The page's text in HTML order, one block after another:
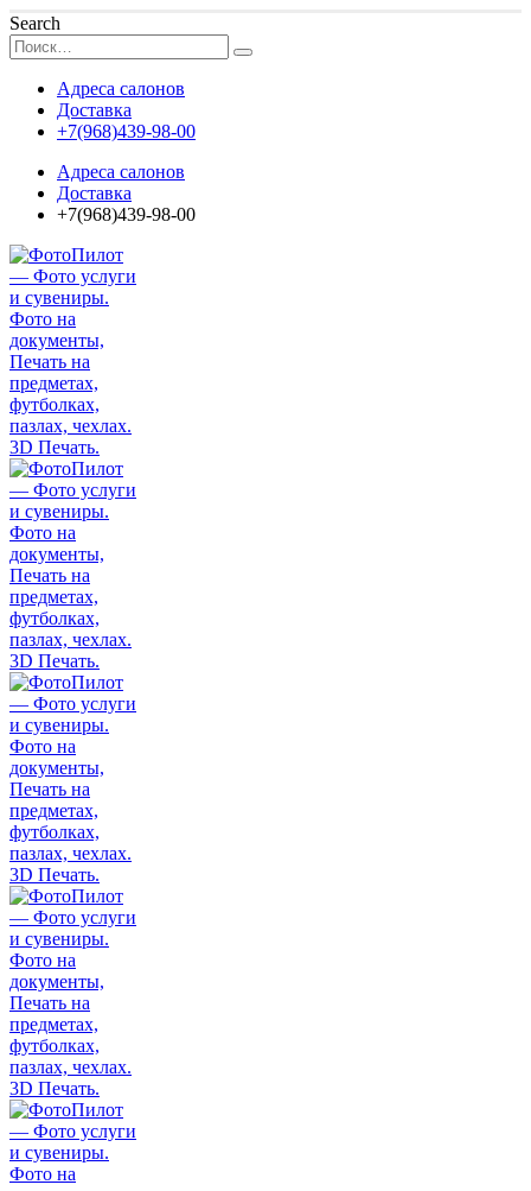
Search
Адреса салонов
Доставка
+7(968)439-98-00
Адреса салонов
Доставка
+7(968)439-98-00